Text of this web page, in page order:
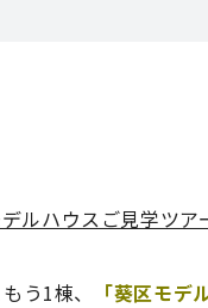
ルハウスご見学ツア
う1棟、 「葵区モデ